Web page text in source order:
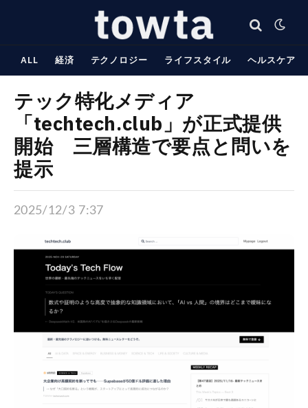
ALL 経済 テクノロジー ライフスタイル ヘルスケア
テック特化メディア
「techtech.club」が正式提供
開始 三層構造で要点と問いを
提示
2025/12/3 7:37